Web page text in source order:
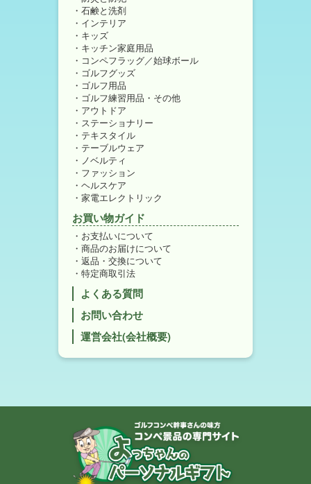
石鹸と洗剤
インテリア
キッズ
キッチン家庭用品
コンペフラッグ／始球ボール
ゴルフグッズ
ゴルフ用品
ゴルフ練習用品・その他
アウトドア
ステーショナリー
テキスタイル
テーブルウェア
ノベルティ
ファッション
ヘルスケア
家電エレクトリック
お買い物ガイド
お支払いについて
商品のお届けについて
返品・交換について
特定商取引法
よくある質問
お問い合わせ
運営会社(会社概要)